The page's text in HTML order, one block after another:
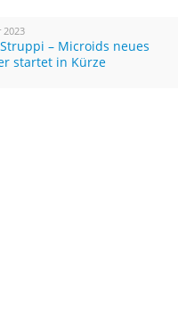
2023
– Microids neues
startet in Kürze